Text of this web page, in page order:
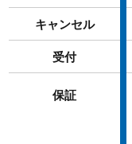
キャンセル
受付
保証